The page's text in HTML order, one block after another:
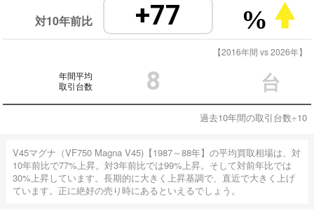
対10年前比 +77 %
【2016年間 vs 2026年】
年間平均
取引台数
8 台
過去10年間の取引台数÷10
V45マグナ（VF750 Magna V45)【1987～88年】の平均買取相場は、対
10年前比で77%上昇。対3年前比では99%上昇。そして対前年比では
30%上昇しています。長期的に大きく上昇基調で、直近で大きく上げ
ています。正に絶好の売り時にあるといえるでしょう。